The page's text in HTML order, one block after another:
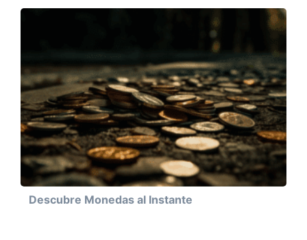
Descubre Monedas al Instante